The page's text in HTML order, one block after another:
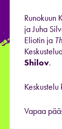
Runokuun
ja Juha
Eliotin ja
Shilov.
Vapaa